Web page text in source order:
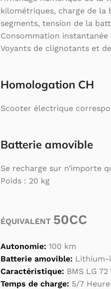
kilométriques, charge de la
segments, tension de la
Consommation
Voyants de clignotants et
Homologation CH
Scooter électrique
Batterie amovible
Se recharge sur n’importe
Poids : 20 kg
ÉQUIVALENT 50CC
Autonomie: 100 km
Batterie amovible: Lithium-
Caractéristique: BMS LG 72
Temps de charge: 5/7